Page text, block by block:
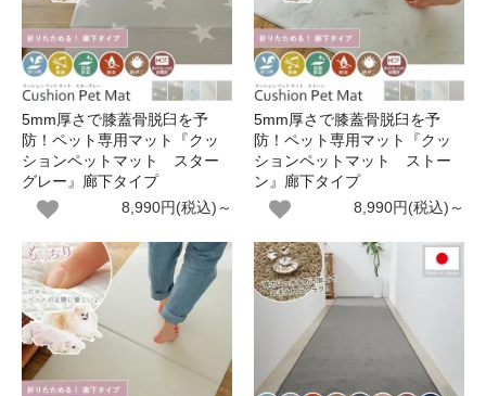
5mm厚さで膝蓋骨脱臼を予
防！ペット専用マット『クッ
ションペットマット スター
グレー』廊下タイプ
8,990円(税込)～
5mm厚さで膝蓋骨脱臼を予
防！ペット専用マット『クッ
ションペットマット ストー
ン』廊下タイプ
8,990円(税込)～